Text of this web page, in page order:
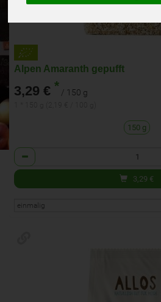
Alpen Amaranth gepufft
3,29 € * / 150 g
150 g
Anzahl
3,29 €